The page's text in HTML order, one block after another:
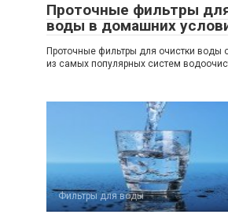
Проточные фильтры
воды в домашних
Проточные фильтры для очистки воды
из самых популярных систем
Фильтры для воды